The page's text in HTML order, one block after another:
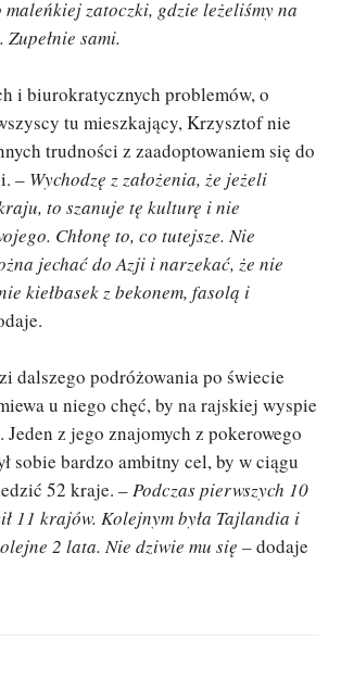
maleńkiej zatoczki, gdzie leżeliśmy na
Zupełnie sami.
i biurokratycznych problemów, o
tu mieszkający, Krzysztof nie
trudności z zaadoptowaniem się do
– Wychodzę z założenia, że jeżeli
to szanuje tę kulturę i nie
Chłonę to, co tutejsze. Nie
jechać do Azji i narzekać, że nie
kiełbasek z bekonem, fasolą i
dalszego podróżowania po świecie
u niego chęć, by na rajskiej wyspie
Jeden z jego znajomych z pokerowego
sobie bardzo ambitny cel, by w ciągu
52 kraje. –Podczas pierwszych 10
11 krajów. Kolejnym była Tajlandia i
2 lata. Nie dziwie mu się –dodaje